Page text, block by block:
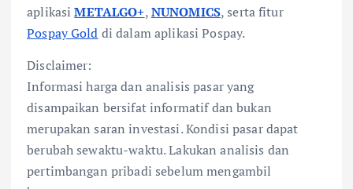
aplikasiMETALGO+,NUNOMICS, serta fitur
Pospay Gold di dalam aplikasi Pospay.
Disclaimer:
Informasi harga dan analisis pasar yang
disampaikan bersifat informatif dan bukan
merupakan saran investasi. Kondisi pasar dapat
berubah sewaktu-waktu. Lakukan analisis dan
pertimbangan pribadi sebelum mengambil